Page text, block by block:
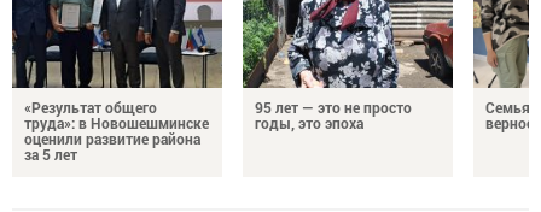
«Результат общего
труда»: в Новошешминске
оценили развитие района
за 5 лет
95 лет — это не просто
годы, это эпоха
Семья